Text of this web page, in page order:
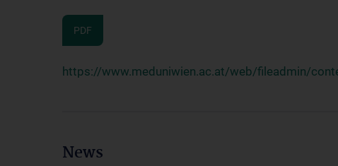
PDF
https://www.meduniwien.ac.at/web/fileadmin/
News